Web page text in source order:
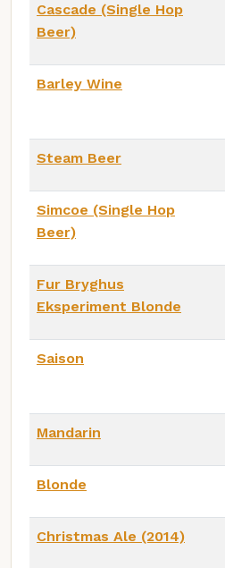
Cascade (Single Hop
Beer)
Barley Wine
Steam Beer
Simcoe (Single Hop
Beer)
Fur Bryghus
Eksperiment Blonde
Saison
Mandarin
Blonde
Christmas Ale (2014)